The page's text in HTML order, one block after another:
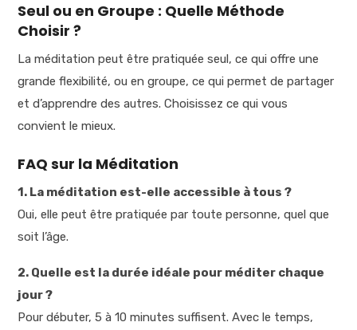
Seul ou en Groupe : Quelle Méthode
Choisir ?
La méditation peut être pratiquée seul, ce qui offre une
grande flexibilité, ou en groupe, ce qui permet de partager
et d’apprendre des autres. Choisissez ce qui vous
convient le mieux.
FAQ sur la Méditation
1. La méditation est-elle accessible à tous ?
Oui, elle peut être pratiquée par toute personne, quel que
soit l’âge.
2. Quelle est la durée idéale pour méditer chaque
jour ?
Pour débuter, 5 à 10 minutes suffisent. Avec le temps,